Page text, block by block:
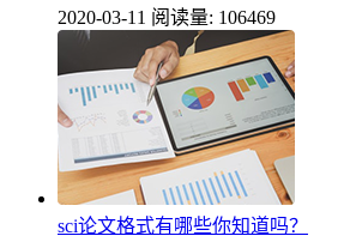
2020-03-11 阅读量: 106469
sci论文格式有哪些你知道吗？